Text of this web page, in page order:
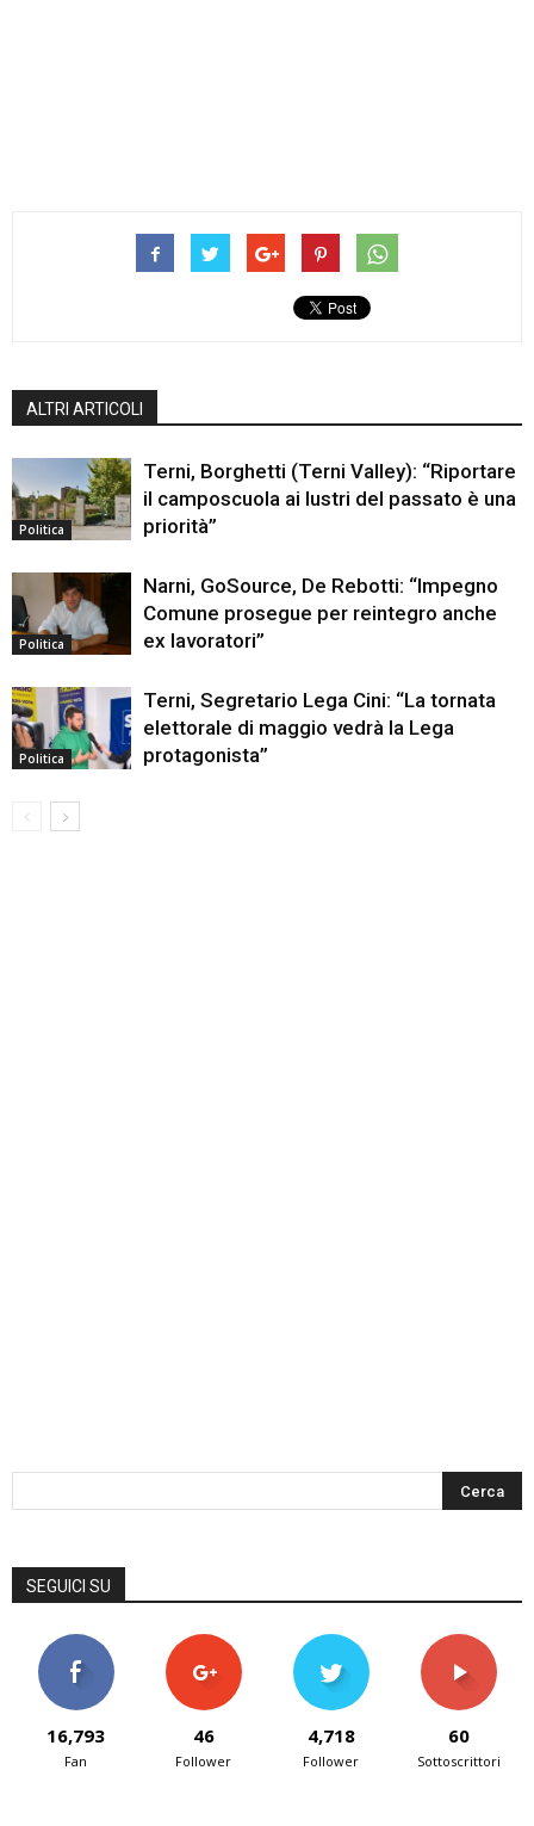
ALTRI ARTICOLI
Politica
Terni, Borghetti (Terni Valley): “Riportare
il camposcuola ai lustri del passato è una
priorità”
Politica
Narni, GoSource, De Rebotti: “Impegno
Comune prosegue per reintegro anche
ex lavoratori”
Politica
Terni, Segretario Lega Cini: “La tornata
elettorale di maggio vedrà la Lega
protagonista”
SEGUICI SU
16,793
Fan
46
Follower
4,718
Follower
60
Sottoscrittori